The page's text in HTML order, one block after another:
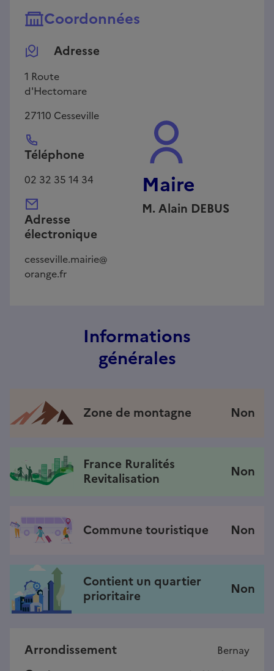
Coordonnées
Adresse
1 Route
d'Hectomare
27110 Cesseville
Téléphone
02 32 35 14 34
Adresse
électronique
cesseville.mairie@
orange.fr
Maire
M. Alain DEBUS
Informations
générales
Zone de montagne Non
France Ruralités
Revitalisation
Non
Commune touristique Non
Contient un quartier
prioritaire
Non
Arrondissement Bernay